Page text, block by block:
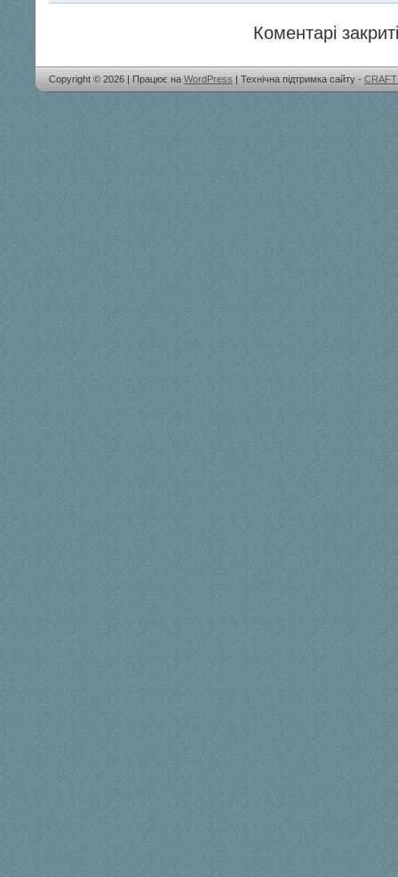
Коментарі
Copyright © 2026 | Працює на WordPress | Технічна підтримка сайту -